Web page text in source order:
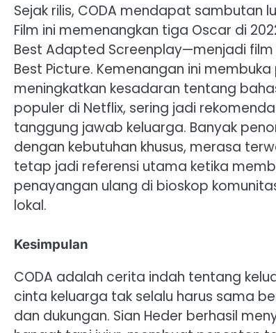
Sejak rilis, CODA mendapat sambutan
Film ini memenangkan tiga Oscar di
Best Adapted Screenplay—menjadi
Best Picture. Kemenangan ini
meningkatkan kesadaran tentang
populer di Netflix, sering jadi
tanggung jawab keluarga. Banyak
dengan kebutuhan khusus, merasa
tetap jadi referensi utama ketika
penayangan ulang di bioskop
lokal.
Kesimpulan
CODA adalah cerita indah tentang
cinta keluarga tak selalu harus sama
dan dukungan. Sian Heder berhasil